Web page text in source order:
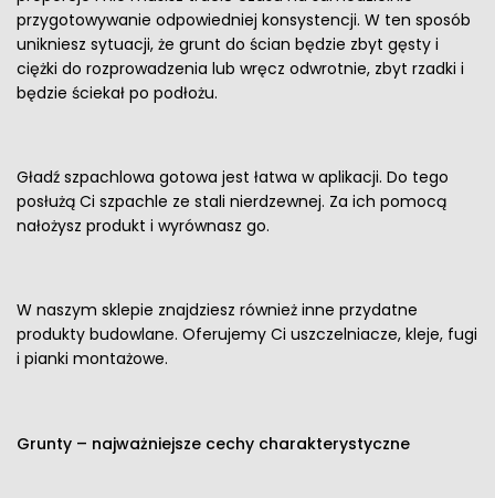
przygotowywanie odpowiedniej konsystencji. W ten sposób
unikniesz sytuacji, że grunt do ścian będzie zbyt gęsty i
ciężki do rozprowadzenia lub wręcz odwrotnie, zbyt rzadki i
będzie ściekał po podłożu.
Gładź szpachlowa gotowa jest łatwa w aplikacji. Do tego
posłużą Ci szpachle ze stali nierdzewnej. Za ich pomocą
nałożysz produkt i wyrównasz go.
W naszym sklepie znajdziesz również inne przydatne
produkty budowlane. Oferujemy Ci uszczelniacze, kleje, fugi
i pianki montażowe.
Grunty – najważniejsze cechy charakterystyczne